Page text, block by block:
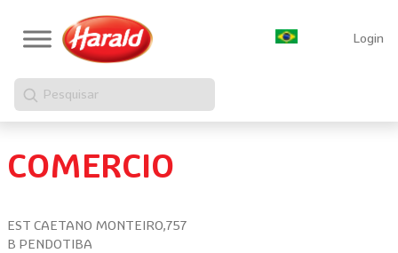
Login
Pesquisar
COMERCIO
EST CAETANO MONTEIRO,757
B PENDOTIBA